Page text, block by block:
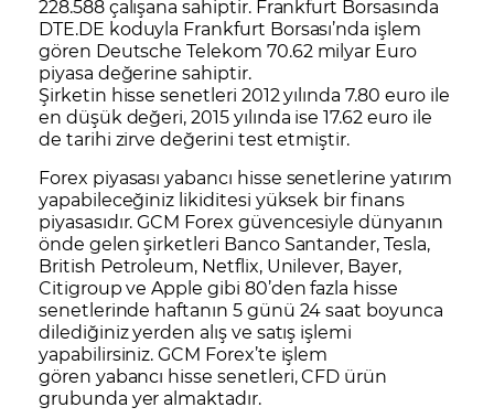
228.588 çalışana sahiptir. Frankfurt Borsasında
DTE.DE koduyla Frankfurt Borsası’nda işlem
gören Deutsche Telekom 70.62 milyar Euro
piyasa değerine sahiptir.
Şirketin hisse senetleri 2012 yılında 7.80 euro ile
en düşük değeri, 2015 yılında ise 17.62 euro ile
de tarihi zirve değerini test etmiştir.
Forex piyasası yabancı hisse senetlerine yatırım
yapabileceğiniz likiditesi yüksek bir finans
piyasasıdır. GCM Forex güvencesiyle dünyanın
önde gelen şirketleri Banco Santander, Tesla,
British Petroleum, Netflix, Unilever, Bayer,
Citigroup ve Apple gibi 80’den fazla hisse
senetlerinde haftanın 5 günü 24 saat boyunca
dilediğiniz yerden alış ve satış işlemi
yapabilirsiniz. GCM Forex’te işlem
gören yabancı hisse senetleri, CFD ürün
grubunda yer almaktadır.